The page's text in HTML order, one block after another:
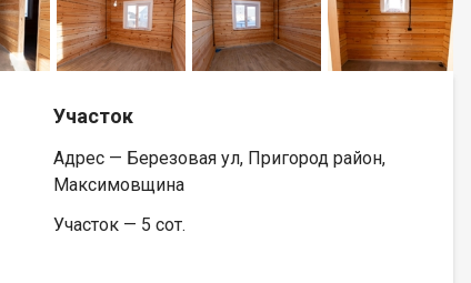
Участок
Адрес — Березовая ул, Пригород район,
Максимовщина
Участок — 5 сот.